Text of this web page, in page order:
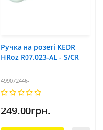
Ручка на розеті KEDR
HRoz R07.023-AL - S/CR
499072446-
249.00грн.